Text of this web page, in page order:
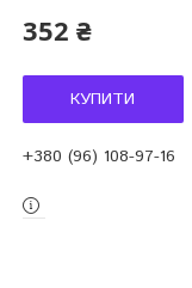
352 ₴
КУПИТИ
+380 (96) 108-97-16